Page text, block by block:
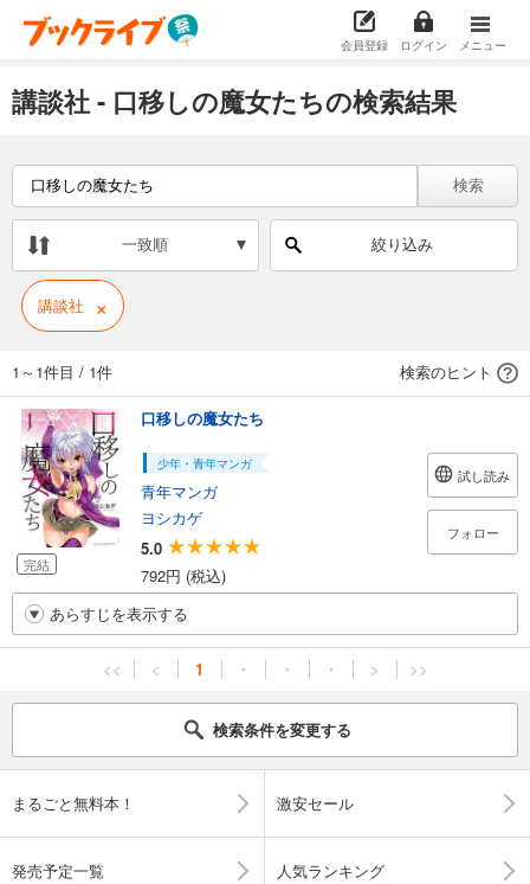
会員登録 ログイン メニュー
講談社 - 口移しの魔女たちの検索結果
検索
一致順 絞り込み
講談社 ×
1～1件目 / 1件 検索のヒント
完結
口移しの魔女たち
少年・青年マンガ
青年マンガ
ヨシカゲ
5.0
792円 (税込)
試し読み
フォロー
あらすじを表示する
<< < 1 ・ ・ ・ > >>
検索条件を変更する
まるごと無料本！ 激安セール
発売予定一覧 人気ランキング